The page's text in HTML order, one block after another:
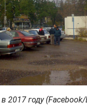
2017 году